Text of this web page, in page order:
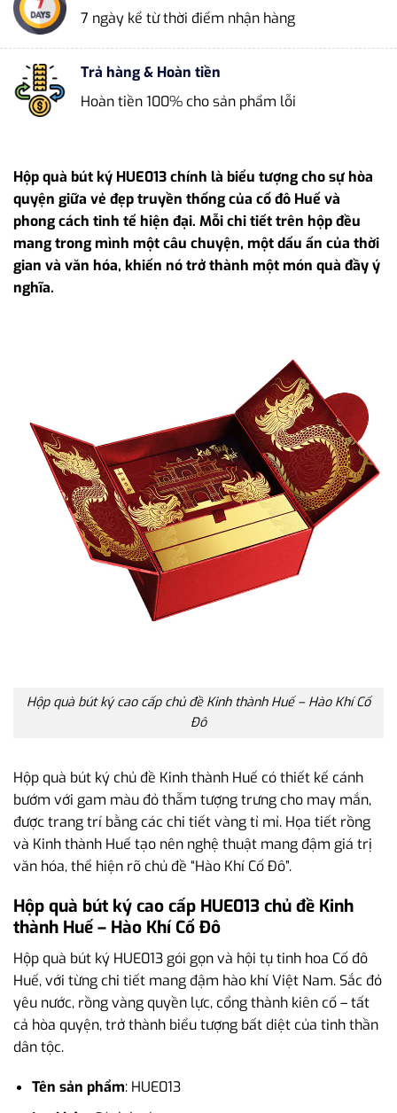
7 ngày kể từ thời điểm nhận hàng
Trả hàng & Hoàn tiền
Hoàn tiền 100% cho sản phẩm lỗi
Hộp quà bút ký HUE013 chính là biểu tượng cho sự hòa
quyện giữa vẻ đẹp truyền thống của cố đô Huế và
phong cách tinh tế hiện đại. Mỗi chi tiết trên hộp đều
mang trong mình một câu chuyện, một dấu ấn của thời
gian và văn hóa, khiến nó trở thành một món quà đầy ý
nghĩa.
Hộp quà bút ký cao cấp chủ đề Kinh thành Huế – Hào Khí Cố
Đô
Hộp quà bút ký chủ đề Kinh thành Huế có thiết kế cánh
bướm với gam màu đỏ thẫm tượng trưng cho may mắn,
được trang trí bằng các chi tiết vàng tỉ mỉ. Họa tiết rồng
và Kinh thành Huế tạo nên nghệ thuật mang đậm giá trị
văn hóa, thể hiện rõ chủ đề “Hào Khí Cố Đô”.
Hộp quà bút ký cao cấp HUE013 chủ đề Kinh
thành Huế – Hào Khí Cố Đô
Hộp quà bút ký HUE013 gói gọn và hội tụ tinh hoa Cố đô
Huế, với từng chi tiết mang đậm hào khí Việt Nam. Sắc đỏ
yêu nước, rồng vàng quyền lực, cổng thành kiên cố – tất
cả hòa quyện, trở thành biểu tượng bất diệt của tinh thần
dân tộc.
Tên sản phẩm: HUE013